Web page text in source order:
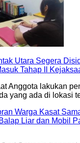
Utara Segera
Tahap II
Warga Kasat
Liar dan Mobil